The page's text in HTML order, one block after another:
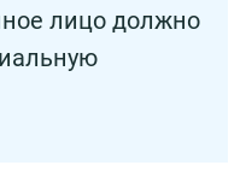
лицо должно